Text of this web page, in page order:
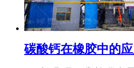
碳酸钙在橡胶中的